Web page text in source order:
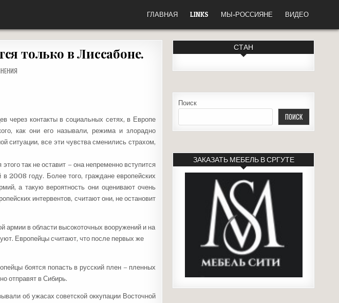
ГЛАВНАЯ LINKS МЫ-РОССИЯНЕ ВИДЕО
только в Лиссабоне.
через контакты в социальных сетях, в Европе
как они его называли, режима и злорадно
ситуации, все эти чувства сменились страхом,
так не оставит – она непременно вступится
2008 году. Более того, граждане европейских
а такую вероятность они оценивают очень
интервентов, считают они, не остановит
армии в области высокоточных вооружений и на
Европейцы считают, что после первых же
боятся попасть в русский плен –пленных
отправят в Сибирь.
об ужасах советской оккупации Восточной
СТАН
Поиск
ПОИСК
ЗАКАЗАТЬ МЕБЕЛЬ В СРГУТЕ